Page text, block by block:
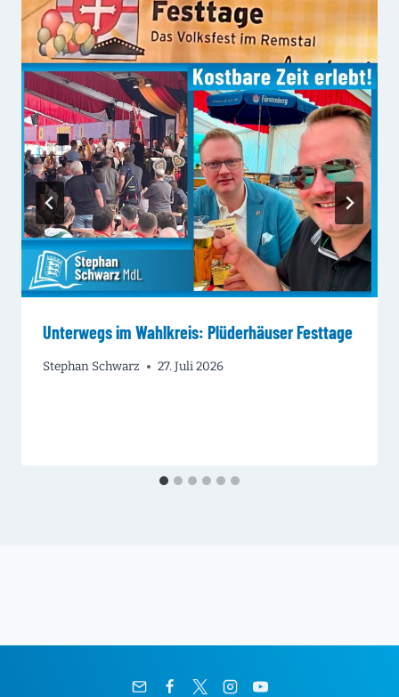
Unterwegs im Wahlkreis: Plüderhäuser Festtage
Stephan Schwarz 27. Juli 2026